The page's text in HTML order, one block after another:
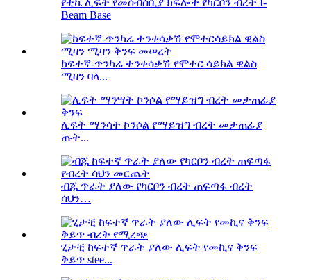
የቲኬ ሊፍት የመሰብሰቢያ ክፍሎች የካርቦን ብረት I-
Beam Base
ከፍተኛ-ጥንካሬ ተንቀሳቃሽ የሞተር ሳይክል ዊልስ
ሚዛን ባላ...
ሊፍት ማንሳት ኮንሶል የማይዝግ ብረት መታጠፊያ
ጡት...
ብጁ ጥራት ያለው የካርቦን ብረት ጠፍጣፋ ብረት
ሳህን…
ሂታቺ ከፍተኛ ጥራት ያለው ሊፍት የመኪና ቅንፍ
ቅይጥ stee...